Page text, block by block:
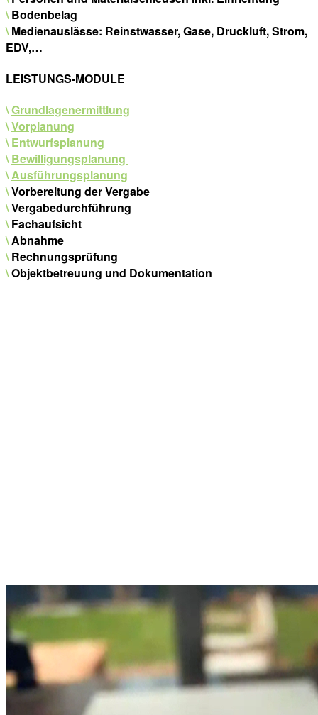
\Bodenbelag
\Medienauslässe: Reinstwasser, Gase, Druckluft, Strom,
EDV,…
LEISTUNGS-MODULE
\Grundlagenermittlung
\Vorplanung
\ Entwurfsplanung
\ Bewilligungsplanung
\Ausführungsplanung
\Vorbereitung der Vergabe
\Vergabedurchführung
\Fachaufsicht
\Abnahme
\Rechnungsprüfung
\Objektbetreuung und Dokumentation